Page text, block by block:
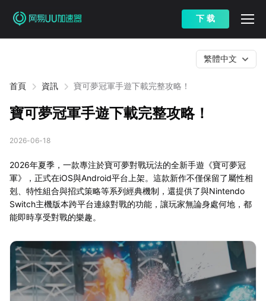
下 载
首頁 資訊 寶可夢冠軍手遊下載完整攻略！
繁體中文
寶可夢冠軍手遊下載完整攻略！
2026-06-18
2026年夏季，一款專注於寶可夢對戰玩法的全新手遊《寶可夢冠
軍》，正式在iOS與Android平台上架。這款新作不僅保留了屬性相
剋、特性組合與招式策略等系列經典機制，還提供了與Nintendo
Switch主機版本跨平台連線對戰的功能，讓玩家無論身處何地，都
能即時享受對戰的樂趣。